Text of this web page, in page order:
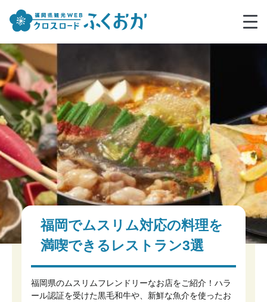
福岡でムスリム対応の料理を
満喫できるレストラン3選
福岡県のムスリムフレンドリーなお店をご紹介！ハラ
ール認証を受けた黒毛和牛や、新鮮な魚介を使ったお